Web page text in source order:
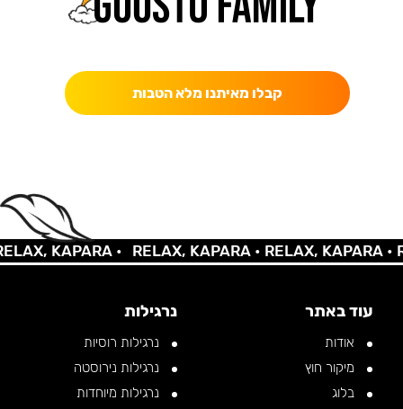
קבלו מאיתנו מלא הטבות
KAPARA • RELAX, KAPARA •RELAX, KAPARA •
עוד באתר
אודות
מיקור חוץ
בלוג
נרגילות
נרגילות רוסיות
נרגילות נירוסטה
נרגילות מיוחדות